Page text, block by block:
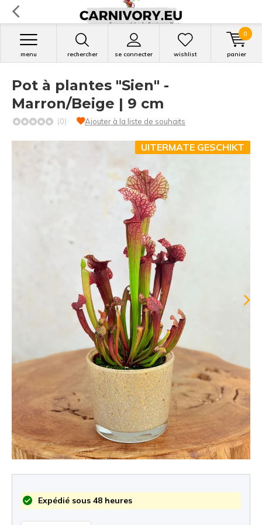
rechercher se connecter
menu wishlist panier
0
Pot à plantes "Sien" -
Marron/Beige | 9 cm
(0) Ajouter à la liste de souhaits
UITERMATE GESCHIKT
Expédié sous 48 heures